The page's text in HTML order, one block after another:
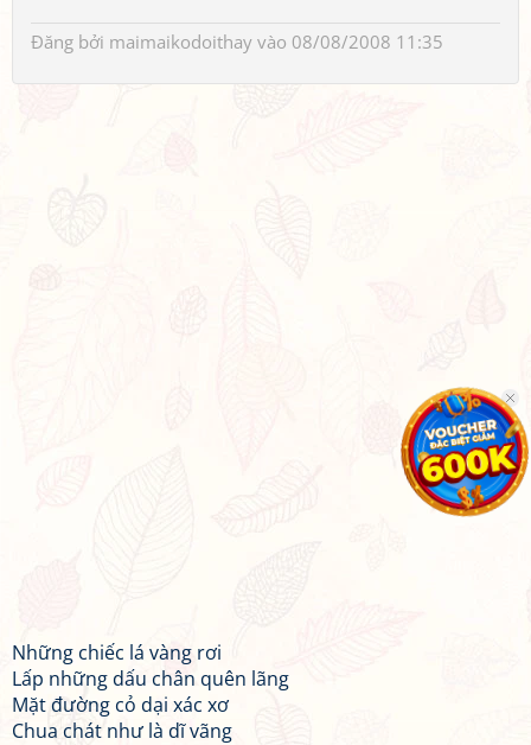
Đăng bởi maimaikodoithay vào 08/08/2008 11:35
Những chiếc lá vàng rơi
Lấp những dấu chân quên lãng
Mặt đường cỏ dại xác xơ
Chua chát như là dĩ vãng